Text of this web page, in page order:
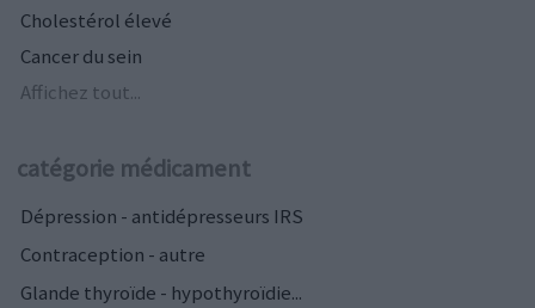
Cholestérol élevé
Cancer du sein
Affichez tout...
catégorie médicament
Dépression - antidépresseurs IRS
Contraception - autre
Glande thyroïde - hypothyroïdie...